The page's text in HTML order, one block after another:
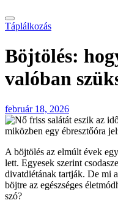
Táplálkozás
Böjtölés:
valóban
február 18, 2026
A böjtölés az elmúlt évek
lett. Egyesek szerint
divatdiétának tartják. De mi
böjtre az egészséges
szó?